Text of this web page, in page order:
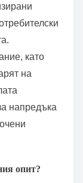
като
на
напредъка
опит?